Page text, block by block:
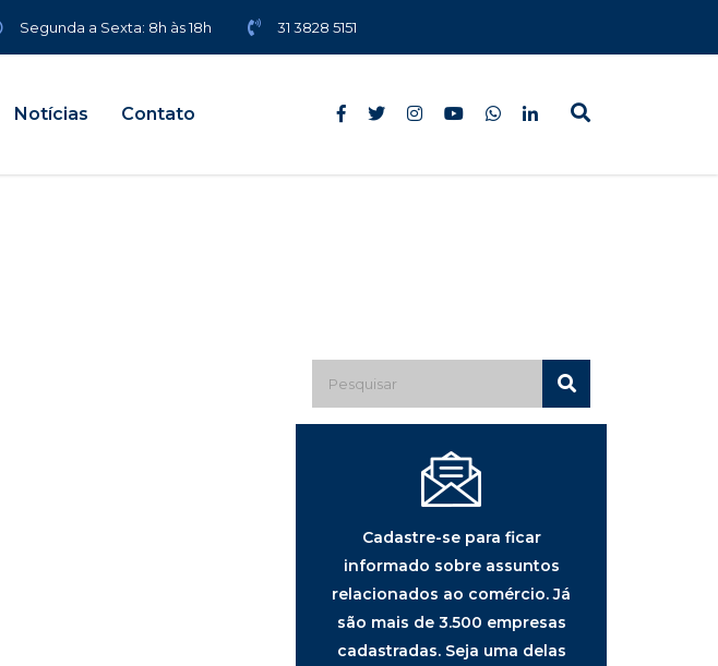
Segunda a Sexta: 8h às 18h 31 3828 5151
Notícias Contato
Cadastre-se para ficar
informado sobre assuntos
relacionados ao comércio. Já
são mais de 3.500 empresas
cadastradas. Seja uma delas